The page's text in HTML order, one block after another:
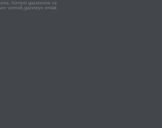
hürriyet gazetesine ve
vermek,gazeteye emlak